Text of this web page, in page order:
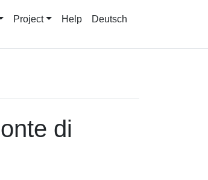
Project Help Deutsch
di